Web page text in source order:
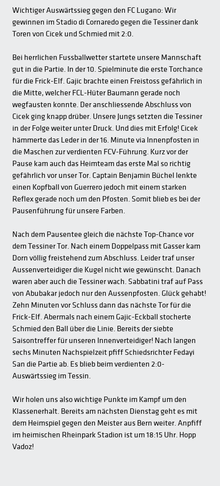
Wichtiger Auswärtssieg gegen den FC Lugano: Wir
gewinnen im Stadio di Cornaredo gegen die Tessiner dank
Toren von Cicek und Schmied mit 2:0.
Bei herrlichen Fussballwetter startete unsere Mannschaft
gut in die Partie. In der 10. Spielminute die erste Torchance
für die Frick-Elf. Gajic brachte einen Freistoss gefährlich in
die Mitte, welcher FCL-Hüter Baumann gerade noch
wegfausten konnte. Der anschliessende Abschluss von
Cicek ging knapp drüber. Unsere Jungs setzten die Tessiner
in der Folge weiter unter Druck. Und dies mit Erfolg! Cicek
hämmerte das Leder in der 16. Minute via Innenpfosten in
die Maschen zur verdienten FCV-Führung. Kurz vor der
Pause kam auch das Heimteam das erste Mal so richtig
gefährlich vor unser Tor. Captain Benjamin Büchel lenkte
einen Kopfball von Guerrero jedoch mit einem starken
Reflex gerade noch um den Pfosten. Somit blieb es bei der
Pausenführung für unsere Farben.
Nach dem Pausentee gleich die nächste Top-Chance vor
dem Tessiner Tor. Nach einem Doppelpass mit Gasser kam
Dorn völlig freistehend zum Abschluss. Leider traf unser
Aussenverteidiger die Kugel nicht wie gewünscht. Danach
waren aber auch die Tessiner wach. Sabbatini traf auf Pass
von Abubakar jedoch nur den Aussenpfosten. Glück gehabt!
Zehn Minuten vor Schluss dann das nächste Tor für die
Frick-Elf. Abermals nach einem Gajic-Eckball stocherte
Schmied den Ball über die Linie. Bereits der siebte
Saisontreffer für unseren Innenverteidiger! Nach langen
sechs Minuten Nachspielzeit pfiff Schiedsrichter Fedayi
San die Partie ab. Es blieb beim verdienten 2:0-
Auswärtssieg im Tessin.
Wir holen uns also wichtige Punkte im Kampf um den
Klassenerhalt. Bereits am nächsten Dienstag geht es mit
dem Heimspiel gegen den Meister aus Bern weiter. Anpfiff
im heimischen Rheinpark Stadion ist um 18:15 Uhr. Hopp
Vadoz!